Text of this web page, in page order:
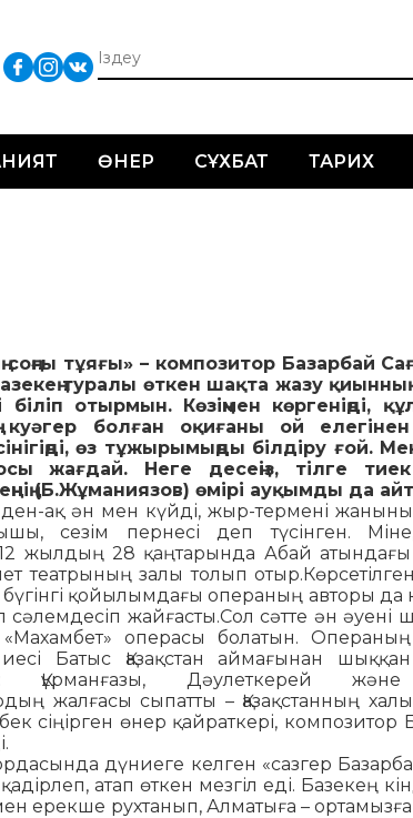
ӨНЕР СҰХБАТ ТАРИХ
соңғы тұяғы» – композитор Базарбай
туралы өткен шақта жазу қиынның
біліп отырмын. Көзіңмен көргеніңді,
куәгер болған оқиғаны ой елегінен
өз тұжырымыңды білдіру ғой.
жағдай. Неге десеңіз, тілге тиек
(Б.Жұманиязов) өмірі ауқымды да
ақ ән мен күйді, жыр-тер­ме­ні
сезім пер­несі деп түсінген.
жылдың 28 қаңтарында Абай атындағы
театрының залы то­лып
қойылымдағы операның авторы да
сәлемдесіп жайғасты.Сол сәт­те ән әуені
опе­расы болатын. Операның
иесі Батыс Қазақстан аймағынан
Құрманғазы, Дәулеткерей
жалғасы сыпатты – Қазақстанның
сіңірген өнер қайраткері, композитор
дүниеге келген «сазгер
атап өткен мезгіл еді. Базекең
ерекше рухтанып, Алматыға –